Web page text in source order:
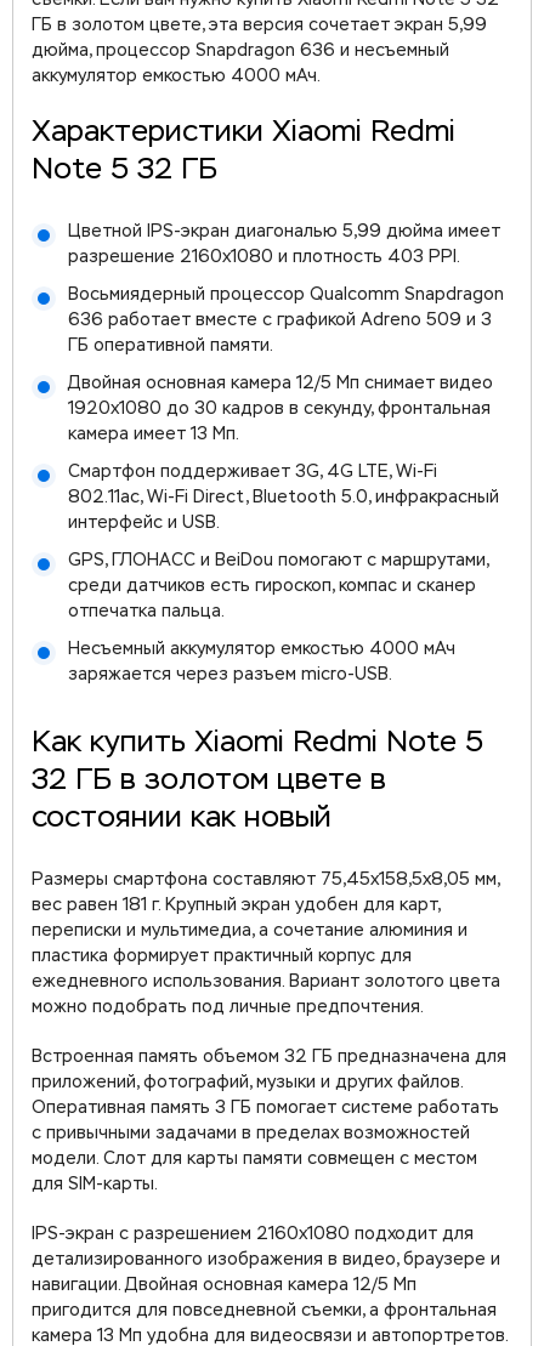
ГБ в золотом цвете, эта версия сочетает экран 5,99
дюйма, процессор Snapdragon 636 и несъемный
аккумулятор емкостью 4000 мАч.
Характеристики Xiaomi Redmi
Note 5 32 ГБ
Цветной IPS-экран диагональю 5,99 дюйма имеет
разрешение 2160x1080 и плотность 403 PPI.
Восьмиядерный процессор Qualcomm Snapdragon
636 работает вместе с графикой Adreno 509 и 3
ГБ оперативной памяти.
Двойная основная камера 12/5 Мп снимает видео
1920x1080 до 30 кадров в секунду, фронтальная
камера имеет 13 Мп.
Смартфон поддерживает 3G, 4G LTE, Wi-Fi
802.11ac, Wi-Fi Direct, Bluetooth 5.0, инфракрасный
интерфейс и USB.
GPS, ГЛОНАСС и BeiDou помогают с маршрутами,
среди датчиков есть гироскоп, компас и сканер
отпечатка пальца.
Несъемный аккумулятор емкостью 4000 мАч
заряжается через разъем micro-USB.
Как купить Xiaomi Redmi Note 5
32 ГБ в золотом цвете в
состоянии как новый
Размеры смартфона составляют 75,45x158,5x8,05 мм,
вес равен 181 г. Крупный экран удобен для карт,
переписки и мультимедиа, а сочетание алюминия и
пластика формирует практичный корпус для
ежедневного использования. Вариант золотого цвета
можно подобрать под личные предпочтения.
Встроенная память объемом 32 ГБ предназначена для
приложений, фотографий, музыки и других файлов.
Оперативная память 3 ГБ помогает системе работать
с привычными задачами в пределах возможностей
модели. Слот для карты памяти совмещен с местом
для SIM-карты.
IPS-экран с разрешением 2160x1080 подходит для
детализированного изображения в видео, браузере и
навигации. Двойная основная камера 12/5 Мп
пригодится для повседневной съемки, а фронтальная
камера 13 Мп удобна для видеосвязи и автопортретов.